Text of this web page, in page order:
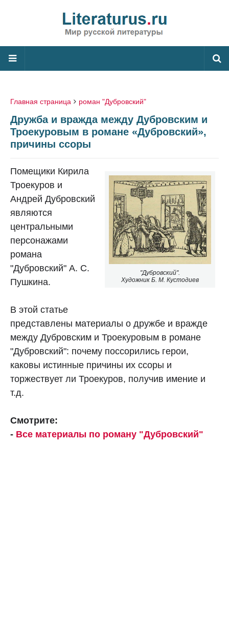
Главная страница роман "Дубровский"
Дружба и вражда между Дубровским и
Троекуровым в романе «Дубровский»,
причины ссоры
"Дубровский".
Художник Б. М. Кустодиев
Помещики Кирила
Троекуров и
Андрей Дубровский
являются
центральными
персонажами
романа
"Дубровский" А. С.
Пушкина.
В этой статье
представлены материалы о дружбе и вражде
между Дубровским и Троекуровым в романе
"Дубровский": почему поссорились герои,
каковы истинные причины их ссоры и
торжествует ли Троекуров, получив имение и
т.д.
Смотрите:
- Все материалы по роману "Дубровский"